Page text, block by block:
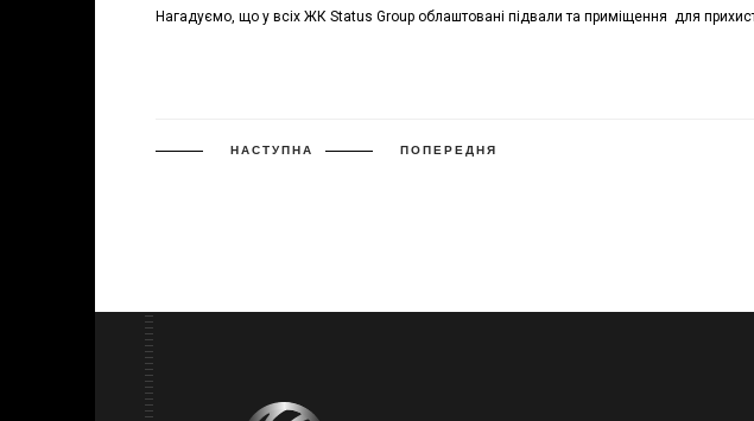
Нагадуємо, що у всіх ЖК Status Group облаштовані підвали та приміщення для
НАСТУПНА ПОПЕРЕДНЯ